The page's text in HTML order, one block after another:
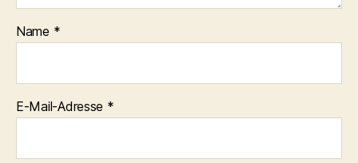
Name *
E-Mail-Adresse *